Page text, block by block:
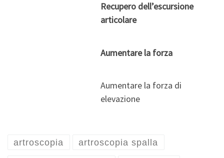
Recupero dell’escursione
articolare
Aumentare la forza
Aumentare la forza di
elevazione
artroscopia artroscopia spalla